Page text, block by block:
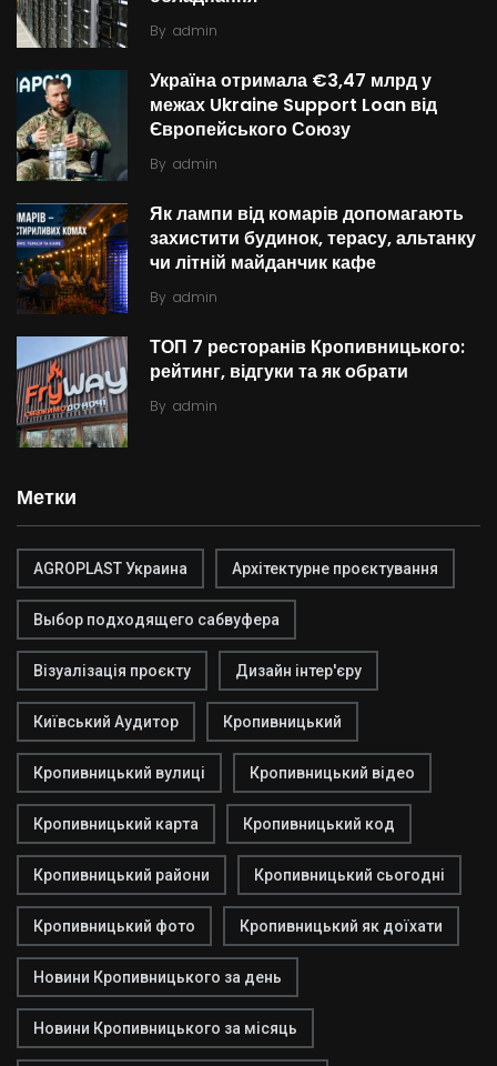
By admin
Україна отримала €3,47 млрд у
межах Ukraine Support Loan від
Європейського Союзу
By admin
Як лампи від комарів допомагають
захистити будинок, терасу, альтанку
чи літній майданчик кафе
By admin
ТОП 7 ресторанів Кропивницького:
рейтинг, відгуки та як обрати
By admin
Метки
AGROPLAST Украина Архітектурне проєктування
Выбор подходящего сабвуфера
Візуалізація проєкту Дизайн інтер'єру
Київський Аудитор Кропивницький
Кропивницький вулиці Кропивницький відео
Кропивницький карта Кропивницький код
Кропивницький райони Кропивницький сьогодні
Кропивницький фото Кропивницький як доїхати
Новини Кропивницького за день
Новини Кропивницького за місяць